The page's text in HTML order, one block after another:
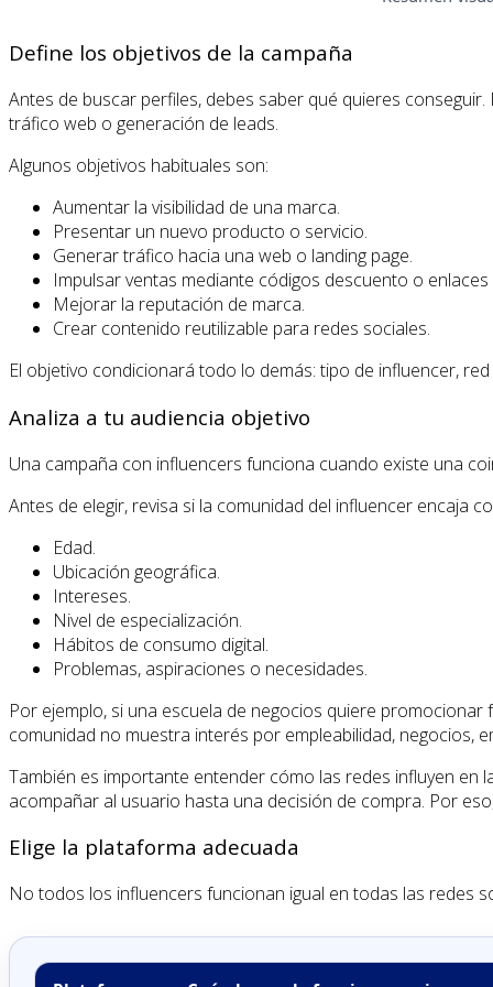
Define los objetivos de la campaña
Antes de buscar perfiles, debes saber qué quieres
tráfico web o generación de leads.
Algunos objetivos habituales son:
Aumentar la visibilidad de una marca.
Presentar un nuevo producto o servicio.
Generar tráfico hacia una web o landing page.
Impulsar ventas mediante códigos descuento o
Mejorar la reputación de marca.
Crear contenido reutilizable para redes sociales.
El objetivo condicionará todo lo demás: tipo de influencer,
Analiza a tu audiencia objetivo
Una campaña con influencers funciona cuando existe una
Antes de elegir, revisa si la comunidad del influencer encaja
Edad.
Ubicación geográfica.
Intereses.
Nivel de especialización.
Hábitos de consumo digital.
Problemas, aspiraciones o necesidades.
Por ejemplo, si una escuela de negocios quiere
comunidad no muestra interés por empleabilidad, negocios,
También es importante entender cómo las redes influyen en
acompañar al usuario hasta una decisión de compra. Por
Elige la plataforma adecuada
No todos los influencers funcionan igual en todas las redes